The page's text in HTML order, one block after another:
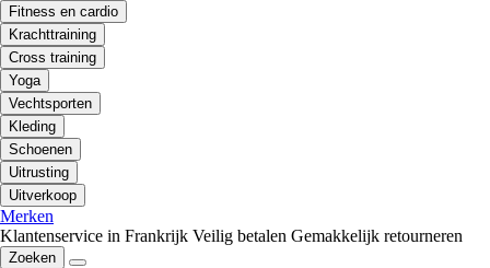
Fitness en cardio
Krachttraining
Cross training
Yoga
Vechtsporten
Kleding
Schoenen
Uitrusting
Uitverkoop
Merken
Klantenservice in Frankrijk Veilig betalen Gemakkelijk retourneren
Zoeken